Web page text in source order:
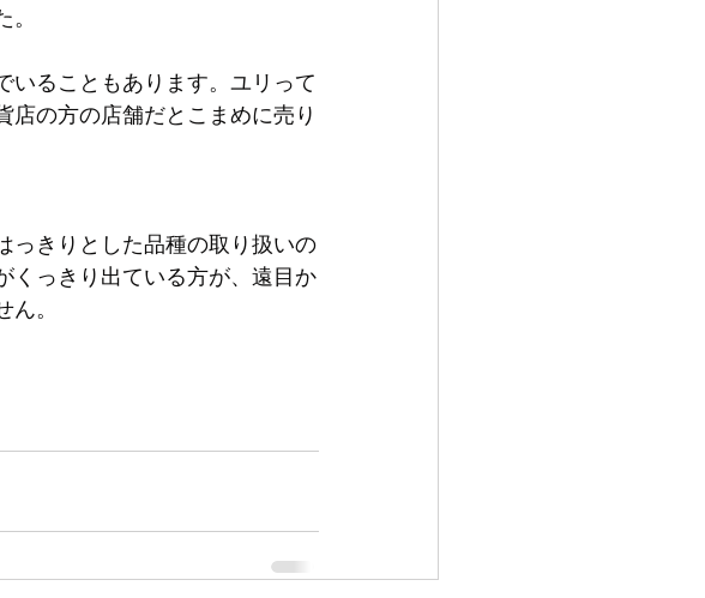
いることもあります。ユリって
の方の店舗だとこまめに売り
っきりとした品種の取り扱いの
くっきり出ている方が、遠目か
。